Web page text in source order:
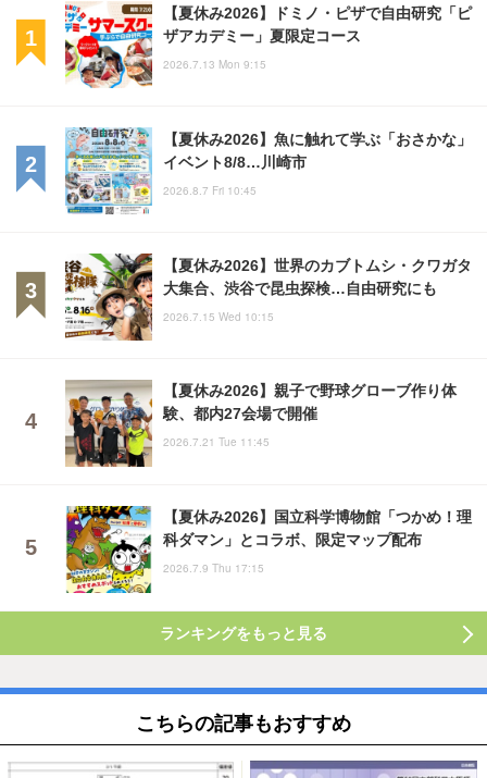
【夏休み2026】ドミノ・ピザで自由研究「ピ
ザアカデミー」夏限定コース
2026.7.13 Mon 9:15
【夏休み2026】魚に触れて学ぶ「おさかな」
イベント8/8…川崎市
2026.8.7 Fri 10:45
【夏休み2026】世界のカブトムシ・クワガタ
大集合、渋谷で昆虫探検…自由研究にも
2026.7.15 Wed 10:15
【夏休み2026】親子で野球グローブ作り体
験、都内27会場で開催
2026.7.21 Tue 11:45
【夏休み2026】国立科学博物館「つかめ！理
科ダマン」とコラボ、限定マップ配布
2026.7.9 Thu 17:15
ランキングをもっと見る
こちらの記事もおすすめ